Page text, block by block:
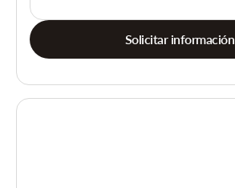
Solicitar información